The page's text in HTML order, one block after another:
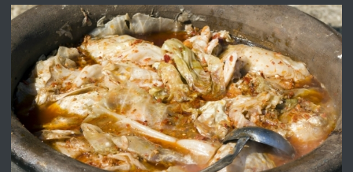
АПАРТАМЕНТ В ЦЕНТЪРА НА ГР.
ХАСКОВО
преди 4 дни
ПРЕДЛАГА Давам гараж под наем
преди 4 дни